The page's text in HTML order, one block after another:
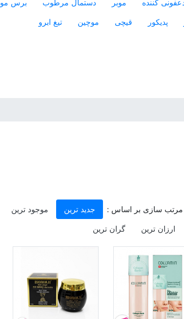
کننده موبر دستمال مرطوب برس مو
پدیکور قیچی موچین
تیغ ابرو
مرتب سازی بر اساس : جدید ترین موجود ترین
ارزان ترین
گران ترین